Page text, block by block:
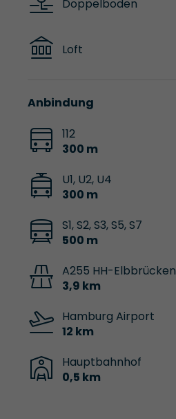
Doppelboden
Loft
Anbindung
112
300 m
U1, U2, U4
300 m
S1, S2, S3, S5, S7
500 m
A255 HH-Elbbrücken
3,9 km
Hamburg Airport
12 km
Hauptbahnhof
0,5 km